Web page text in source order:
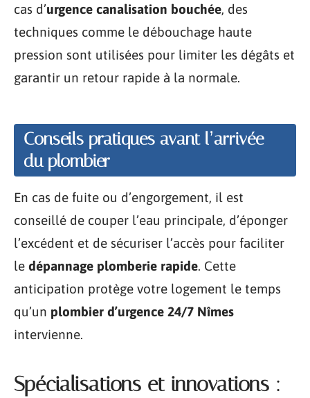
cas d’urgence canalisation bouchée, des
techniques comme le débouchage haute
pression sont utilisées pour limiter les dégâts et
garantir un retour rapide à la normale.
Conseils pratiques avant l’arrivée
du plombier
En cas de fuite ou d’engorgement, il est
conseillé de couper l’eau principale, d’éponger
l’excédent et de sécuriser l’accès pour faciliter
le dépannage plomberie rapide. Cette
anticipation protège votre logement le temps
qu’un plombier d’urgence 24/7 Nîmes
intervienne.
Spécialisations et innovations :